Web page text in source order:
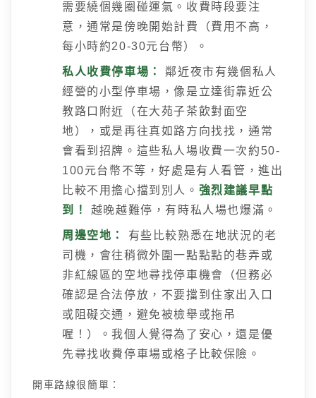
需要繞個幾圈碰運氣。收費時段要注
意，通常是傍晚開始計費（費用不高，
每小時約20-30元台幣）。
私人收費停車場：
鄰近夜市有幾個私人
經營的小型停車場，像是立達街靠近公
教路口附近（在大苑子茶飲對面空
地），或是再往真如路方向找找，通常
會看到招牌。這些私人場收費一次約50-
100元台幣不等，好處是有人看管，進出
比較不用擔心擋到別人。 強烈建議早點
到！
越晚越難停，有時私人場也爆滿。
周邊空地：
有些比較熟悉在地狀況的老
司機，會往稍微外圍一點點點的巷弄或
非紅線區的空地尋找停車機會（但務必
確認是合法停放，不要擋到住家出入口
或阻礙交通，避免被檢舉或拖吊
喔！）。我個人覺得為了安心，還是優
先尋找收費停車場或格子比較保險。
開車路線很簡單：